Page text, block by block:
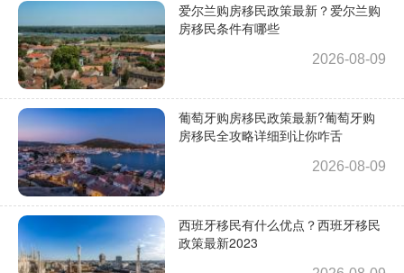
爱尔兰购房移民政策最新？爱尔兰购
房移民条件有哪些
2026-08-09
葡萄牙购房移民政策最新?葡萄牙购
房移民全攻略详细到让你咋舌
2026-08-09
西班牙移民有什么优点？西班牙移民
政策最新2023